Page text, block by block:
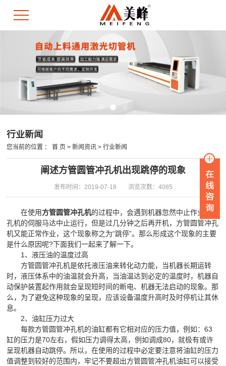
行业新闻
您当前的位置 ：首 页 >新闻资讯 >行业新闻
阐述方管圆管冲孔机出现跳停的现象
发布时间：2019-07-18 浏览次数：4085
在使用方管圆管冲孔机的过程中，会遇到机器忽然中止作业，冲
孔机的伺服马达中止运行，但是过几分钟之后再开机， 方管圆管冲孔
机又能正常作业，这个现象称之为“跳停”。那么形成这个现象的主要
是什么原因呢?下面我们一起来了解一下。
1、液压油的温度过高
方管圆管冲孔机是依托液压油来转化动力能，当机器长期运转
时，液压体系中的油温就会升高，当油温达到必定的温度时，机器自
动保护装置起作用就会呈现短时间的断电、机器无法启动的现象。那
么，为了避免这种现象的呈现，应该设备温度升高时及时停机让其休
息。
2、油缸压力过大
每款方管圆管冲孔机的油缸都有它相对应的压力值，例如：63
缸的压力是70左右，假如压力调得太高，例如调成80，就极有或许
呈现机器自动跳停。所以，在使用的过程中必定要注意将油缸的压力
值调整到较好的范围内，牢记不要超出方管圆管冲孔机油缸可以接受